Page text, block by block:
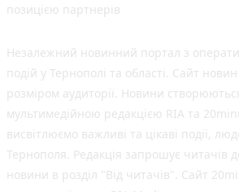
позицією партнерів
Незалежний новинний портал з
подій у Тернополі та області. Сайт
розміром аудиторії. Новини
мультимедійною редакцією RIA та
висвітлюємо важливі та цікаві події,
Тернополя. Редакція запрошує читачів
новини в розділ "Від читачів". Сайт